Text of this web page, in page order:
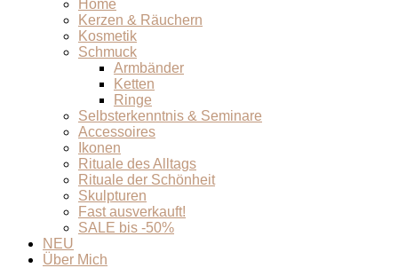
Home
Kerzen & Räuchern
Kosmetik
Schmuck
Armbänder
Ketten
Ringe
Selbsterkenntnis & Seminare
Accessoires
Ikonen
Rituale des Alltags
Rituale der Schönheit
Skulpturen
Fast ausverkauft!
SALE bis -50%
NEU
Über Mich